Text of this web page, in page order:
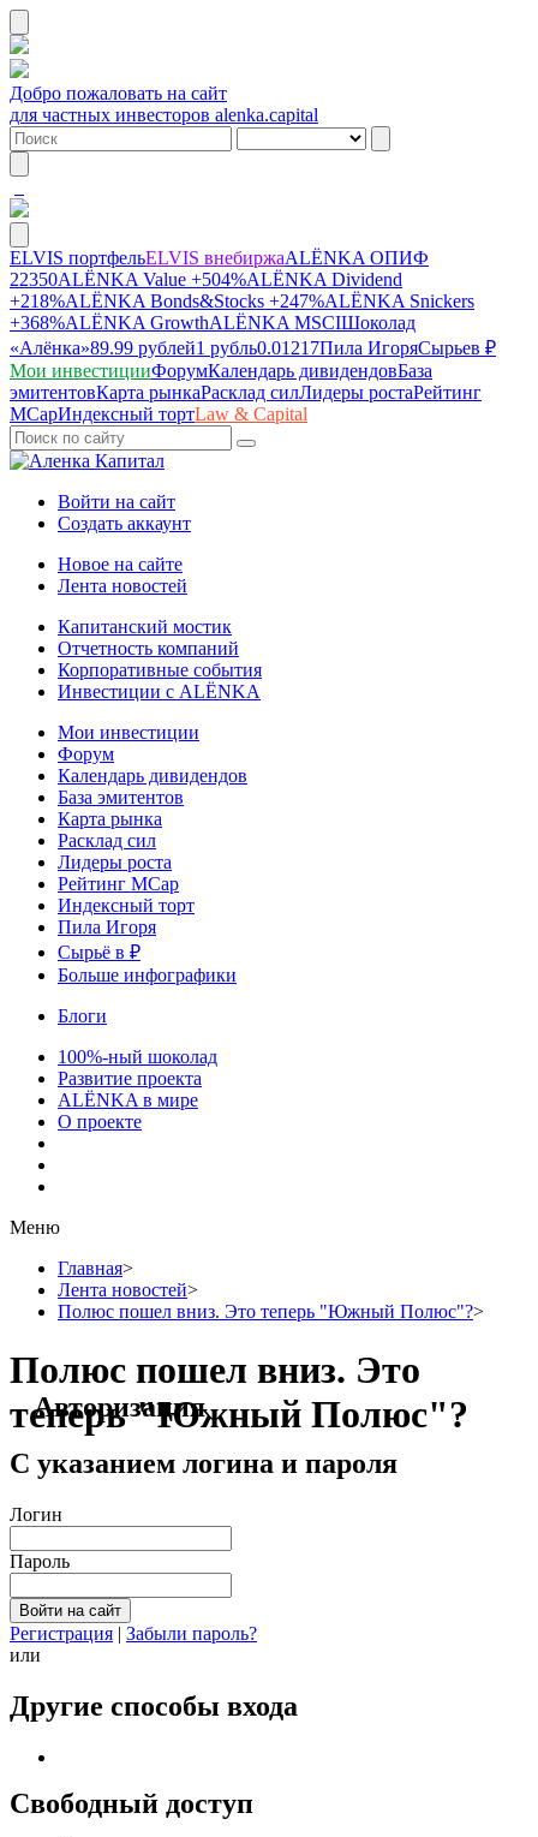
Добро пожаловать на сайт
для частных инвесторов alenka.capital
ELVIS портфельELVIS внебиржаALЁNKA ОПИФ
22350ALЁNKA Value +504%ALЁNKA Dividend
+218%ALЁNKA Bonds&Stocks +247%ALЁNKA Snickers
+368%ALЁNKA GrowthALЁNKA MSCIШоколад
«Алёнка»89.99 рублей1 рубль0.01217Пила ИгоряСырьев ₽
Мои инвестицииФорумКалендарь дивидендовБаза
эмитентовКарта рынкаРасклад силЛидеры ростаРейтинг
MCapИндексный тортLaw & Capital
Войти на сайт
Создать аккаунт
Новое на сайте
Лента новостей
Капитанский мостик
Отчетность компаний
Корпоративные события
Инвестиции с ALЁNKA
Мои инвестиции
Форум
Календарь дивидендов
База эмитентов
Карта рынка
Расклад сил
Лидеры роста
Рейтинг MCap
Индексный торт
Пила Игоря
Сырьё в ₽
Больше инфографики
Блоги
100%-ный шоколад
Развитие проекта
ALЁNKA в мире
О проекте
Меню
Главная>
Лента новостей>
Полюс пошел вниз. Это теперь "Южный Полюс"?>
Полюс пошел вниз. Это
теперь "Южный Полюс"?
Авторизация
С указанием логина и пароля
Логин
Пароль
Регистрация | Забыли пароль?
или
Другие способы входа
Свободный доступ